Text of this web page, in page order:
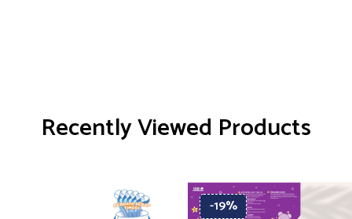
Recently Viewed Products
-19%